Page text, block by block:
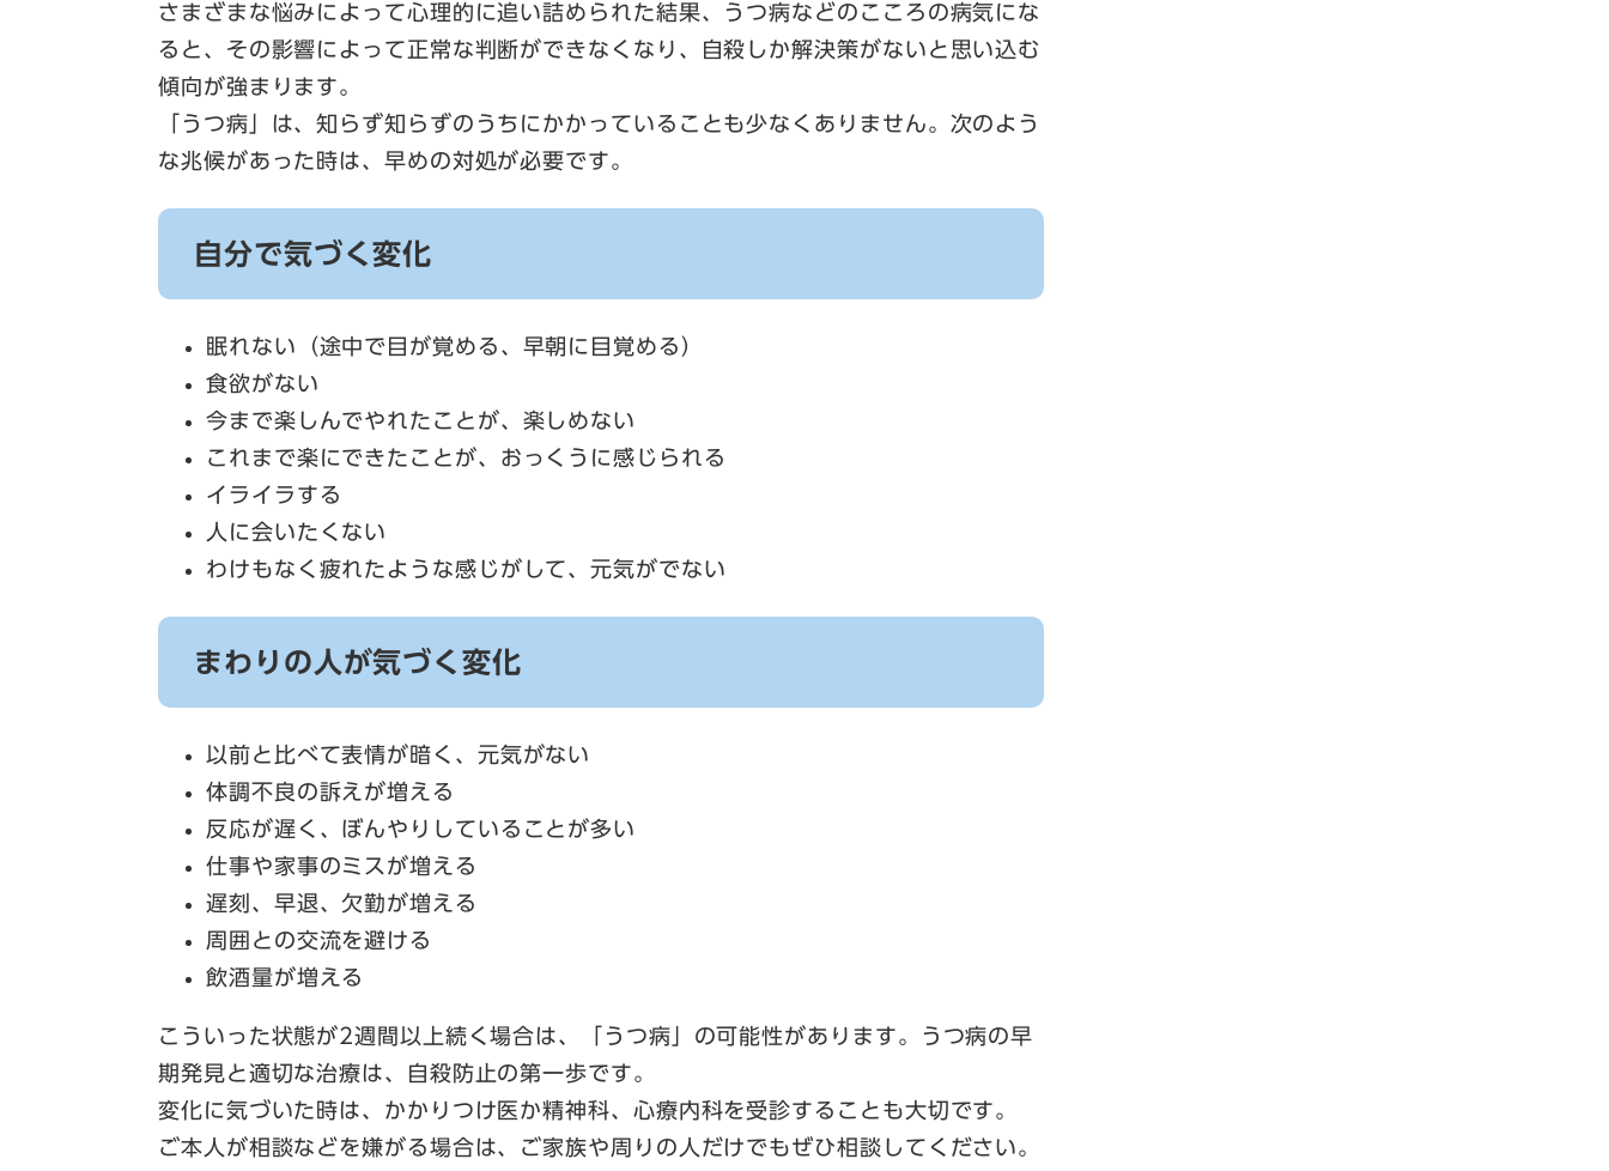
さまざまな悩みによって心理的に追い詰められた結果、うつ病などのこころの病気にな
ると、その影響によって正常な判断ができなくなり、自殺しか解決策がないと思い込む
傾向が強まります。
「うつ病」は、知らず知らずのうちにかかっていることも少なくありません。次のよう
な兆候があった時は、早めの対処が必要です。
自分で気づく変化
眠れない（途中で目が覚める、早朝に目覚める）
食欲がない
今まで楽しんでやれたことが、楽しめない
これまで楽にできたことが、おっくうに感じられる
イライラする
人に会いたくない
わけもなく疲れたような感じがして、元気がでない
まわりの人が気づく変化
以前と比べて表情が暗く、元気がない
体調不良の訴えが増える
反応が遅く、ぼんやりしていることが多い
仕事や家事のミスが増える
遅刻、早退、欠勤が増える
周囲との交流を避ける
飲酒量が増える
こういった状態が2週間以上続く場合は、「うつ病」の可能性があります。うつ病の早
期発見と適切な治療は、自殺防止の第一歩です。
変化に気づいた時は、かかりつけ医か精神科、心療内科を受診することも大切です。
ご本人が相談などを嫌がる場合は、ご家族や周りの人だけでもぜひ相談してください。